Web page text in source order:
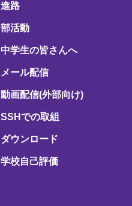
進路
部活動
中学生の皆さんへ
メール配信
動画配信(外部向け)
SSHでの取組
ダウンロード
学校自己評価